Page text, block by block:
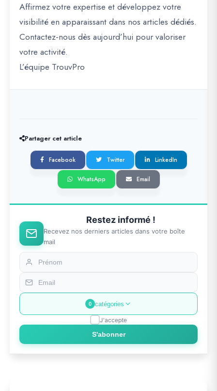
Affirmez votre expertise et développez votre
visibilité en apparaissant dans nos articles dédiés.
Contactez-nous dès aujourd’hui pour valoriser
votre activité.
L’équipe TrouvPro
Partager cet article
Facebook Twitter LinkedIn
WhatsApp Email
Restez informé !
Recevez nos derniers articles dans votre boîte
mail
0 catégories
J'accepte
S'abonner